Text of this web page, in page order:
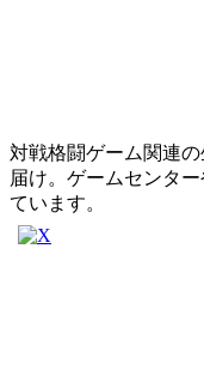
対戦格闘ゲーム関連
届け。ゲームセンタ
ています。